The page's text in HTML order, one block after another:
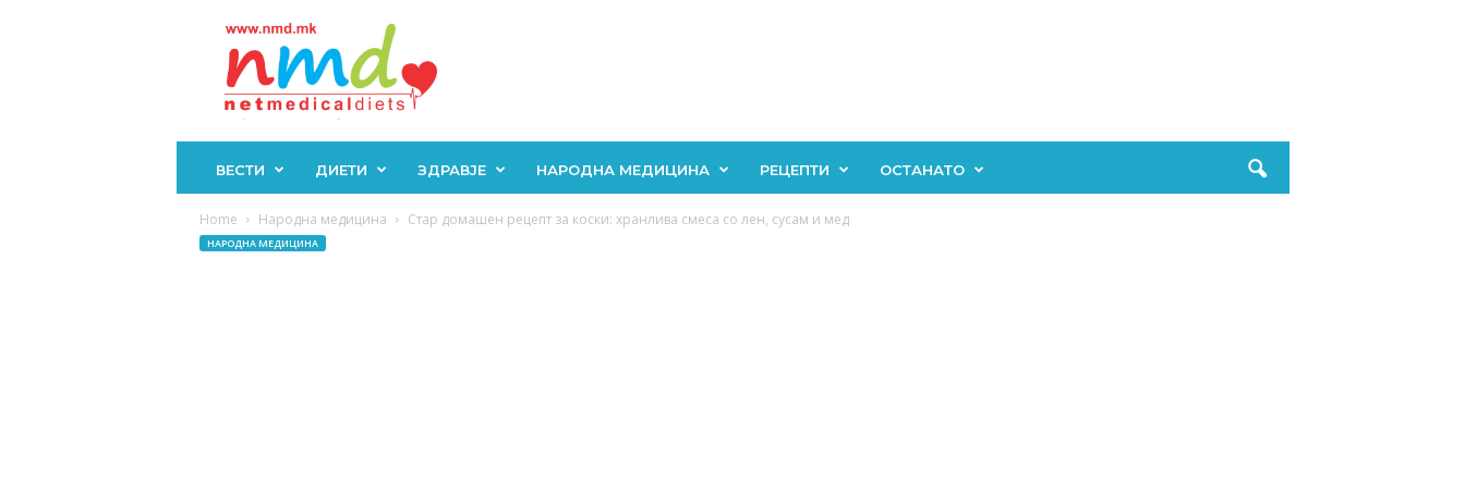
ВЕСТИ ДИЕТИ ЗДРАВЈЕ НАРОДНА МЕДИЦИНА РЕЦЕПТИ ОСТАНАТО
Home Народна медицина Стар домашен рецепт за коски: хранлива смеса со лен, сусам и мед
НАРОДНА МЕДИЦИНА